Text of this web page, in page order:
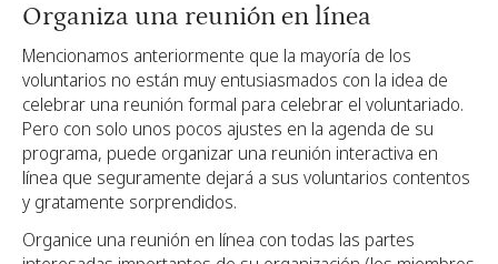
Organiza una reunión en línea
Mencionamos anteriormente que la mayoría de los
voluntarios no están muy entusiasmados con la idea de
celebrar una reunión formal para celebrar el voluntariado.
Pero con solo unos pocos ajustes en la agenda de su
programa, puede organizar una reunión interactiva en
línea que seguramente dejará a sus voluntarios contentos
y gratamente sorprendidos.
Organice una reunión en línea con todas las partes